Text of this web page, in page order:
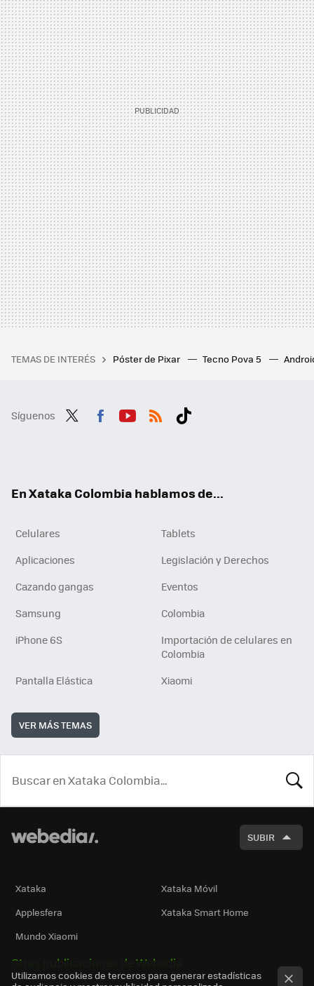
TEMAS DE INTERÉS Póster de Pixar Tecno Pova 5
Síguenos
En Xataka Colombia hablamos de...
Celulares
Tablets
Aplicaciones
Legislación y Derechos
Cazando gangas
Eventos
Samsung
Colombia
iPhone 6S
Importación de celulares en
Colombia
Pantalla Elástica
Xiaomi
VER MÁS TEMAS
SUBIR
Xataka
Xataka Móvil
Applesfera
Xataka Smart Home
Mundo Xiaomi
Otras publicaciones de Webedia
Utilizamos cookies de terceros para generar estadísticas